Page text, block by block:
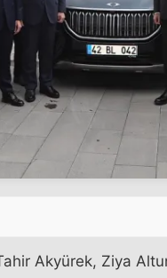
Akyürek, Ziya